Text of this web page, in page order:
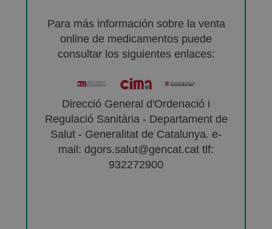
Para más información sobre la venta
online de medicamentos puede
consultar los siguientes enlaces:
Direcció General d'Ordenació i
Regulació Sanitària - Departament de
Salut - Generalitat de Catalunya. e-
mail: dgors.salut@gencat.cat tlf:
932272900